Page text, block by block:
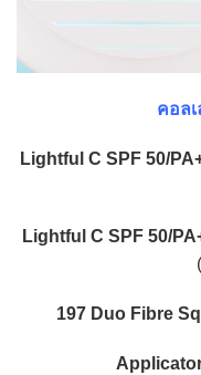
คอล
Lightful C SPF 50/
Lightful C SPF 50/
197 Duo Fibre
Applicator